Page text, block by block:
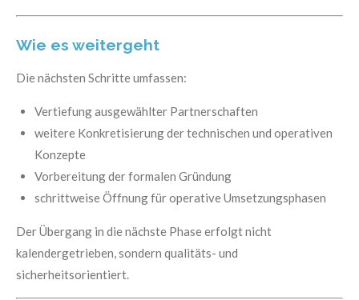
Wie es weitergeht
Die nächsten Schritte umfassen:
Vertiefung ausgewählter Partnerschaften
weitere Konkretisierung der technischen und operativen
Konzepte
Vorbereitung der formalen Gründung
schrittweise Öffnung für operative Umsetzungsphasen
Der Übergang in die nächste Phase erfolgt nicht
kalendergetrieben, sondern qualitäts- und
sicherheitsorientiert.